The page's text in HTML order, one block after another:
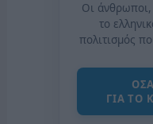
Οι άνθρωποι,
το
πολιτισμός
ΓΙΑ ΤΟ